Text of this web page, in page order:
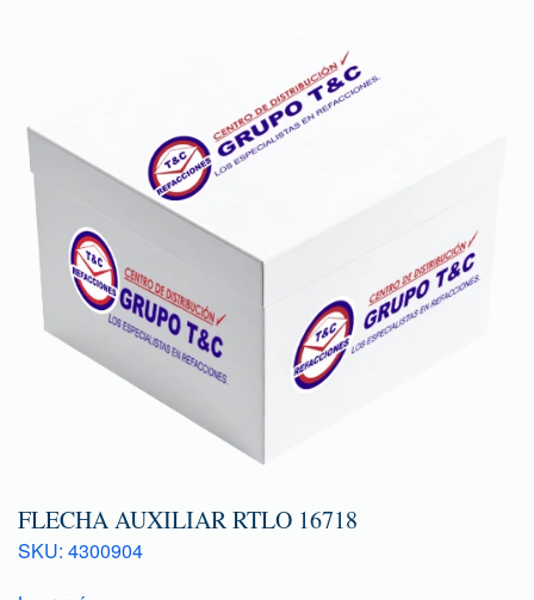
FLECHA AUXILIAR RTLO 16718
SKU: 4300904